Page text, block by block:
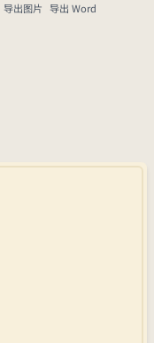
导出图片 导出 Word